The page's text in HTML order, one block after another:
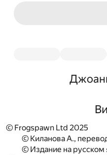
© Frogspawn Ltd 2025
© Киланова А.,
© Издание на